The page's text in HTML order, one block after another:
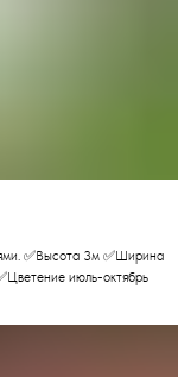
✅Высота 3м ✅Ширина
июль-октябрь